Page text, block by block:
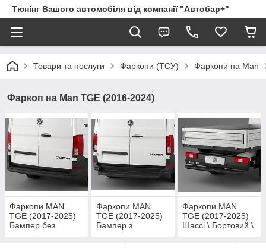
Тюнінг Вашого автомобіля від компанії "Автобар+"
Товари та послуги Фаркопи (ТСУ) Фаркопи на Man
Фаркоп на Man TGE (2016-2024)
Фаркопи MAN
TGE (2017-2025)
Бампер без
Фаркопи MAN
TGE (2017-2025)
Бампер з
Фаркопи MAN
TGE (2017-2025)
Шассі \ Бортовий \